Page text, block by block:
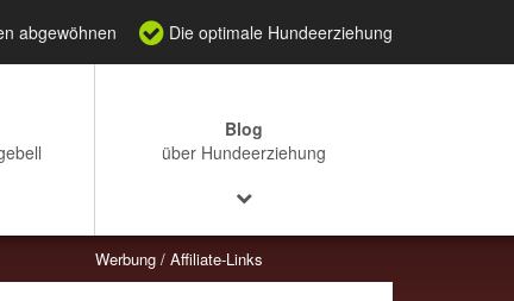
abgewöhnen Die optimale Hundeerziehung
Blog
über Hundeerziehung